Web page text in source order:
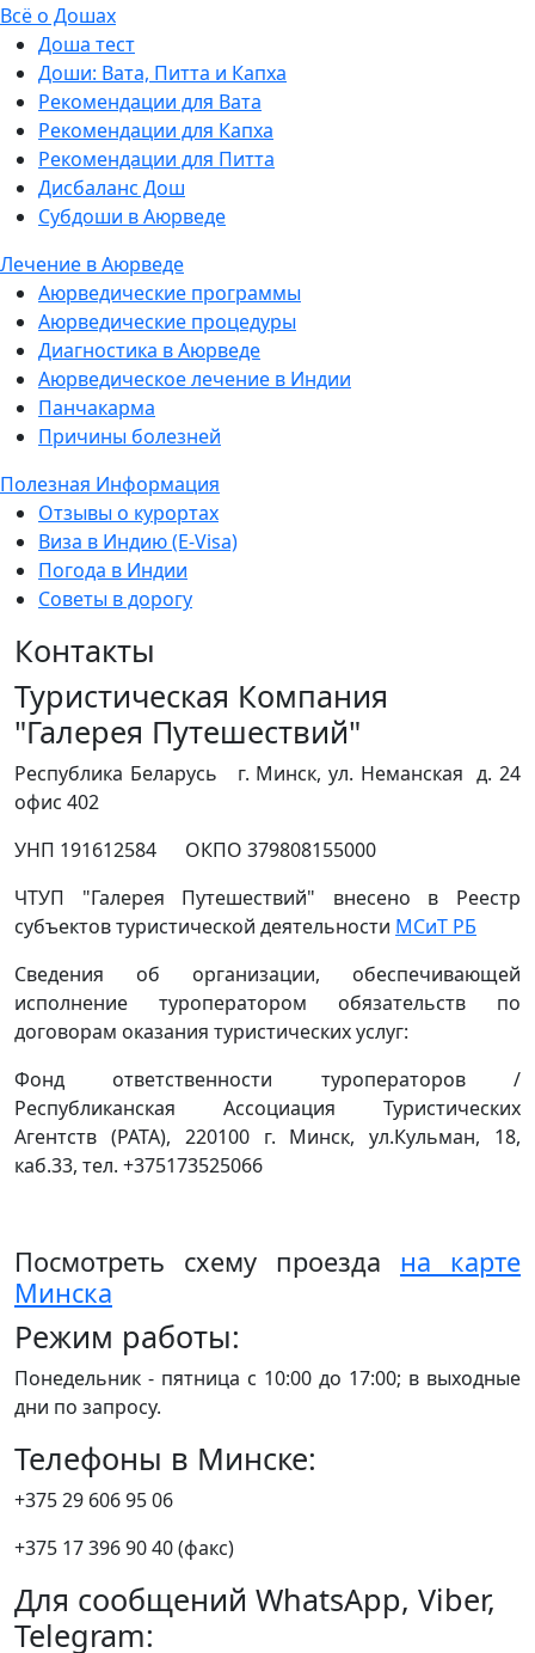
Всё о Дошах
Доша тест
Доши: Вата, Питта и Капха
Рекомендации для Вата
Рекомендации для Капха
Рекомендации для Питта
Дисбаланс Дош
Субдоши в Аюрведе
Лечение в Аюрведе
Аюрведические программы
Аюрведические процедуры
Диагностика в Аюрведе
Аюрведическое лечение в Индии
Панчакарма
Причины болезней
Полезная Информация
Отзывы о курортах
Виза в Индию (E-Visa)
Погода в Индии
Советы в дорогу
Контакты
Туристическая Компания
"Галерея Путешествий"
Республика Беларусь г. Минск, ул. Неманская д. 24
офис 402
УНП 191612584 ОКПО 379808155000
ЧТУП "Галерея Путешествий" внесено в Реестр
субъектов туристической деятельности МСиТ РБ
Сведения об организации, обеспечивающей
исполнение туроператором обязательств по
договорам оказания туристических услуг:
Фонд ответственности туроператоров /
Республиканская Ассоциация Туристических
Агентств (РАТА), 220100 г. Минск, ул.Кульман, 18,
каб.33, тел. +375173525066
Посмотреть схему проезда на карте
Минска
Режим работы:
Понедельник - пятница с 10:00 до 17:00; в выходные
дни по запросу.
Телефоны в Минске:
+375 29 606 95 06
+375 17 396 90 40 (факс)
Для сообщений WhatsApp, Viber,
Telegram: